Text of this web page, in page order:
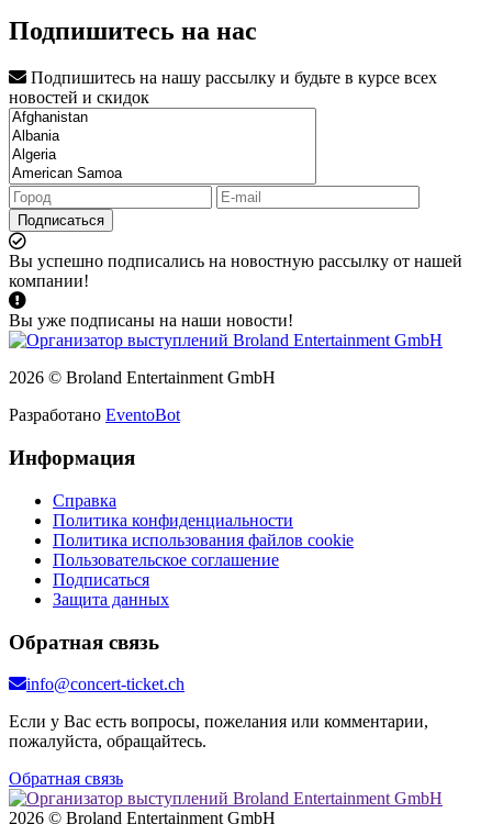
Подпишитесь на нас
Подпишитесь на нашу рассылку и будьте в курсе всех
новостей и скидок
Подписаться
Вы успешно подписались на новостную рассылку от нашей
компании!
Вы уже подписаны на наши новости!
2026 © Broland Entertainment GmbH
Разработано EventoBot
Информация
Справка
Политика конфиденциальности
Политика использования файлов cookie
Пользовательское соглашение
Подписаться
Защита данных
Обратная связь
info@concert-ticket.ch
Если у Вас есть вопросы, пожелания или комментарии,
пожалуйста, обращайтесь.
Обратная связь
2026 © Broland Entertainment GmbH